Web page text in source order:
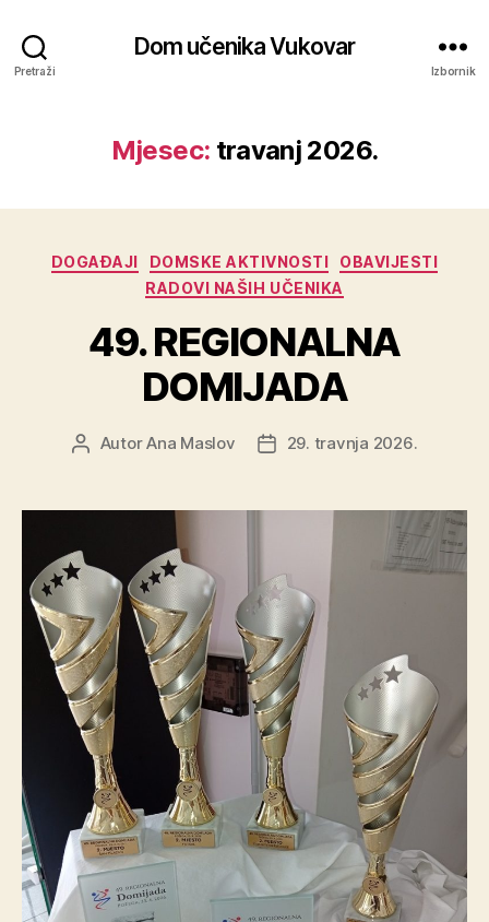
Pretraži
Dom učenika Vukovar
Izbornik
Mjesec: travanj 2026.
DOGAĐAJI DOMSKE AKTIVNOSTI
OBAVIJESTI
RADOVI NAŠIH UČENIKA
49. REGIONALNA
DOMIJADA
AutorAna Maslov 29. travnja 2026.